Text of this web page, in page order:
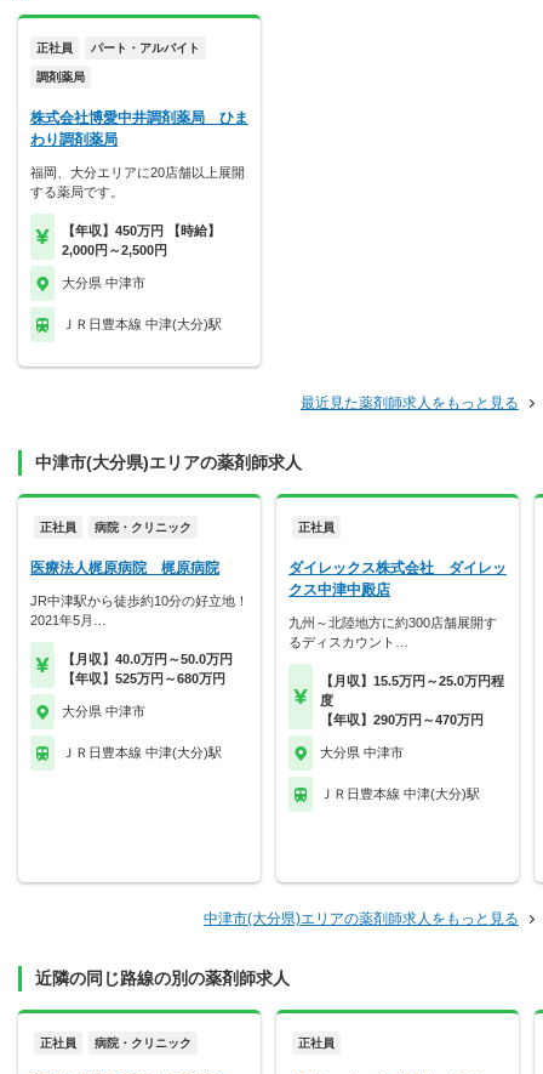
正社員 パート・アルバイト
調剤薬局
株式会社博愛中井調剤薬局 ひま
わり調剤薬局
福岡、大分エリアに20店舗以上展開
する薬局です。
【年収】450万円 【時給】
2,000円～2,500円
大分県 中津市
ＪＲ日豊本線 中津(大分)駅
最近見た薬剤師求人をもっと見る
中津市(大分県)エリアの薬剤師求人
正社員 病院・クリニック
医療法人梶原病院 梶原病院
JR中津駅から徒歩約10分の好立地！
2021年5月…
【月収】40.0万円～50.0万円
【年収】525万円～680万円
大分県 中津市
ＪＲ日豊本線 中津(大分)駅
正社員
ダイレックス株式会社 ダイレッ
クス中津中殿店
九州～北陸地方に約300店舗展開す
るディスカウント…
【月収】15.5万円～25.0万円程
度
【年収】290万円～470万円
大分県 中津市
ＪＲ日豊本線 中津(大分)駅
中津市(大分県)エリアの薬剤師求人をもっと見る
近隣の同じ路線の別の薬剤師求人
正社員 病院・クリニック 正社員